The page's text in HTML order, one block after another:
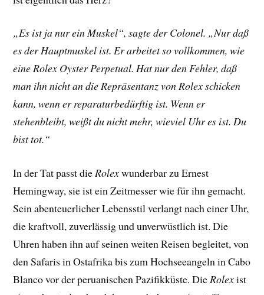
„Es ist ja nur ein Muskel“, sagte der Colonel. „Nur daß
es der Hauptmuskel ist. Er arbeitet so vollkommen, wie
eine Rolex Oyster Perpetual. Hat nur den Fehler, daß
man ihn nicht an die Repräsentanz von Rolex schicken
kann, wenn er reparaturbedürftig ist. Wenn er
stehenbleibt, weißt du nicht mehr, wieviel Uhr es ist. Du
bist tot.“
In der Tat passt dieRolexwunderbar zu Ernest
Hemingway, sie ist ein Zeitmesser wie für ihn gemacht.
Sein abenteuerlicher Lebensstil verlangt nach einer Uhr,
die kraftvoll, zuverlässig und unverwüstlich ist. Die
Uhren haben ihn auf seinen weiten Reisen begleitet, von
den Safaris in Ostafrika bis zum Hochseeangeln in Cabo
Blanco vor der peruanischen Pazifikküste. DieRolexist